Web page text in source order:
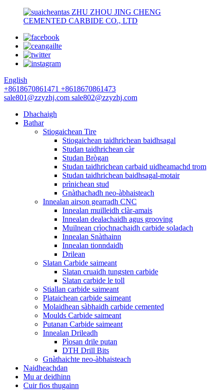
ZHU ZHOU JING CHENG
CEMENTED CARBIDE CO., LTD
English
+8618670861471 +8618670861473
sale801@zzyzhj.com sale802@zzyzhj.com
Dhachaigh
Bathar
Stiogaichean Tire
Stiogaichean taidhrichean baidhsagal
Studan taidhrichean càr
Studan Brògan
Studan taidhrichean carbaid uidheamachd trom
Studan taidhrichean baidhsagal-motair
prìnichean stud
Gnàthachadh neo-àbhaisteach
Innealan airson gearradh CNC
Innealan muilleidh clàr-amais
Innealan dealachaidh agus grooving
Muilnean crìochnachaidh carbide soladach
Innealan Snàthainn
Innealan tionndaidh
Drilean
Slatan Carbide saimeant
Slatan cruaidh tungsten carbide
Slatan carbide le toll
Stiallan carbide saimeant
Plataichean carbide saimeant
Molaidhean sàbhaidh carbide cemented
Moulds Carbide saimeant
Putanan Carbide saimeant
Innealan Drileadh
Pìosan drile putan
DTH Drill Bits
Gnàthaichte neo-àbhaisteach
Naidheachdan
Mu ar deidhinn
Cuir fios thugainn